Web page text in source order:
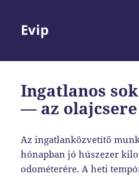
Evip
Ingatlanos
— az
Az ingatlanközvetítő
hónapban jó húszezer
odométerére. A heti